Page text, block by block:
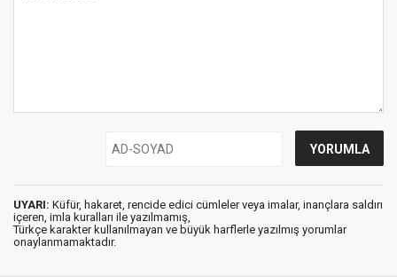
UYARI: Küfür, hakaret, rencide edici cümleler veya imalar, inançlara saldırı
içeren, imla kuralları ile yazılmamış,
Türkçe karakter kullanılmayan ve büyük harflerle yazılmış yorumlar
onaylanmamaktadır.